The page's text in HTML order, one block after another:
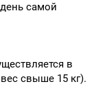
самой
в
свыше 15 кг).